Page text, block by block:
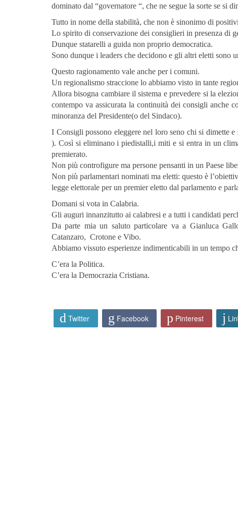
dominato dal “governatore “, che ne segue la sorte se si
Tutto in nome della stabilità, che non è sinonimo di
Lo spirito di conservazione dei consiglieri in presenza di
Dunque statarelli a guida non proprio democratica.
Sono dunque i leaders che decidono e gli altri eletti sono
Questo ragionamento vale anche per i comuni.
Un regionalismo straccione lo abbiamo visto in tante
Allora bisogna cambiare il sistema e prevedere si la
contempo va assicurata la continuità dei consigli anche
minoranza del Presidente(o del Sindaco).
I Consigli possono eleggere nel loro seno chi si dimette
). Così si eliminano i piedistalli,i miti e si entra in un
premierato.
Non più controfigure ma persone pensanti in un Paese
Non più parlamentari nominati ma eletti: questo è
legge elettorale per un premier eletto dal parlamento e
Domani si vota in Calabria.
Gli auguri innanzitutto ai calabresi e a tutti i candidati
Da parte mia un saluto particolare va a Gianluca
Catanzaro, Crotone e Vibo.
Abbiamo vissuto esperienze indimenticabili in un tempo
C’era la Politica.
C’era la Democrazia Cristiana.
Twitter Facebook Pinterest